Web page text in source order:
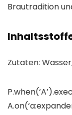
Brautradition
Zutaten: